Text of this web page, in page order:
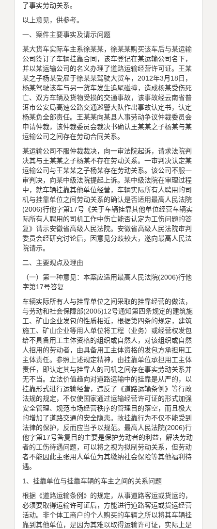
了事实劳动关系。
以上意见，供参考。
一、案件主要事实及请示问题
某大货车实际车主系徐某某，徐某某购买该车后与某运输
公司签订了车辆挂靠合同，该车登记在某运输公司名下，
并以某运输公司的名义办理了道路运输经营许可证。王某
某之子杨某受雇于徐某某驾驶大货车，2012年3月18日，
杨某驾驶该车与另一货车发生追尾碰撞，造成杨某受伤死
亡、双方车辆及货物受损的交通事故，该事故经云南省普
洱市公安局高速公路交通巡警大队作出事故认定书，认定
杨某负全部责任。王某某向某县人事劳动争议仲裁委员会
申请仲裁，该仲裁委员会裁决书确认王某某之子杨某与某
运输公司之间存在劳动合同关系。
某运输公司不服仲裁裁决，向一审法院起诉，请求法院判
决其与王某某之子杨某不存在劳动关系。一审判决认定某
运输公司与王某某之子杨某存在劳动关系。该公司不服一
审判决，向某中级法院提起上诉。某中级法院在审理过程
中，就车辆挂靠其他单位经营，车辆实际所有人聘用的司
机与挂靠单位之间劳动关系的确认是否适用最高人民法院
(2006)行他字第17号《关于车辆挂靠其他单位经营车辆实
际所有人聘用的司机工作中伤亡能否认定为工伤问题的答
复》请示安徽省高级人民法院。安徽省高级人民法院审判
委员会经研究讨论后，因意见分歧较大，遂向最高人民法
院请示。
二、主要观点及理由
（一）第一种意见：本案应适用最高人民法院(2006)行他
字第17号答复
车辆实际所有人与挂靠单位之间采取的挂靠经营的做法，
与劳动和社会保障部(2005)12号通知第四条规定的建筑施
工、矿山企业发包的性质相近，根据第四条的规定，建筑
施工、矿山企业等用人单位将工程（业务）或经营权发包
给不具备用工主体资格的组织或自然人，对该组织或自然
人招用的劳动者，由具备用工主体资格的发包方承担用工
主体责任。参照上述规定精神，由挂靠单位承担用工主体
责任，即认定其与挂靠人的司机之间存在事实劳动关系并
无不当。立法价值趋向对道路运输中的挂靠是从严的，以
挂靠形式进行运输经营，违反了《道路运输条例》等行政
法规的规定，不仅使国家通过运输经营许可证的形式加强
安全管理、规范市场经营秩序的管理目的落空，而且极大
的增加了道路交通的安全隐患。故挂靠行为不仅不能受到
法律的保护，反而应当予以规范。最高人民法院(2006)行
他字第17号答复目的主要是保护劳动者的利益，解决劳动
者的工伤待遇问题，可以将之视为拟制劳动关系，但劳动
者不能因此主张用人单位为其缴纳社会保险等其他福利待
遇。
1、挂靠单位与挂靠车辆的车主之间的关系问题
根据《道路运输条例》的规定，从事道路客运或货运的，
必须要取得运输许可证后，方能进行道路客运或货运经营
活动。非个体工商户的个人购买的车辆之所以将其车辆挂
靠到其他单位，是因为其难以取得运输许可证，实际上是